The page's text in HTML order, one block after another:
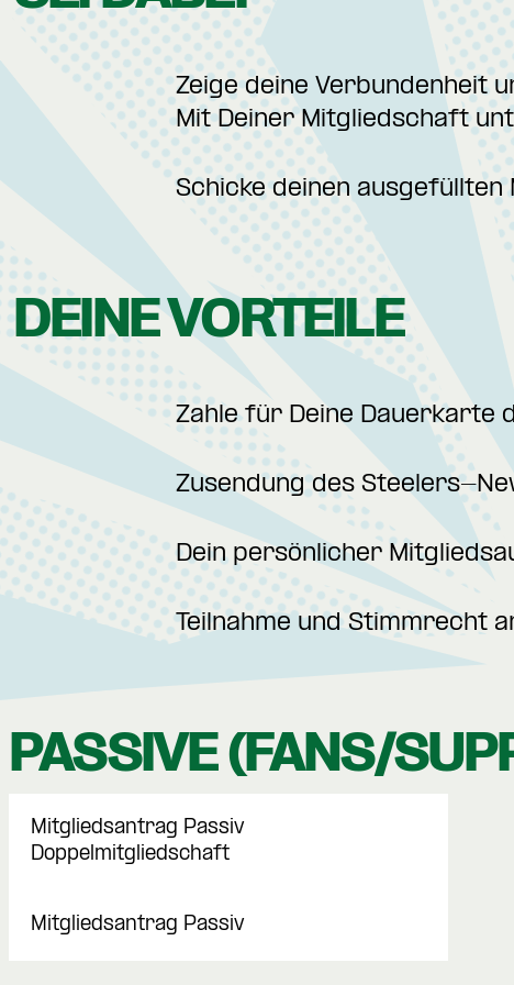
Zeige deine Verbundenheit
Mit Deiner Mitgliedschaft
Schicke deinen
DEINE VORTEILE
Zahle für Deine Dauerkarte
Zusendung des Steelers-
Dein persönlicher
Teilnahme und Stimmrecht
PASSIVE (FANS/
Mitgliedsantrag Passiv
Doppelmitgliedschaft
Mitgliedsantrag Passiv